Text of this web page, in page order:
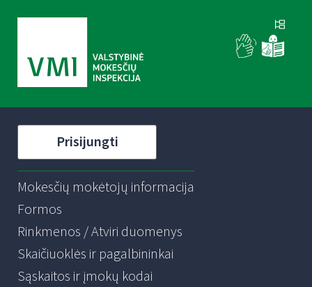
Prisijungti
Mokesčių mokėtojų informacija
Formos
Rinkmenos / Atviri duomenys
Skaičiuoklės ir pagalbininkai
Sąskaitos ir įmokų kodai